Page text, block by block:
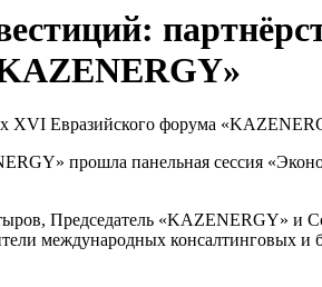
прошла панельная сессия
Председатель «KAZENERGY» и
международных консалтинговых и